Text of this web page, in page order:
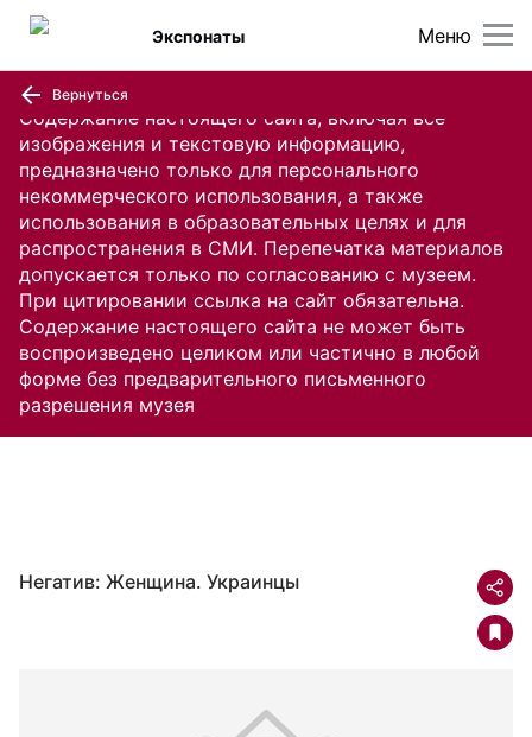
Содержание настоящего сайта, включая все
изображения и текстовую информацию,
предназначено только для персонального
некоммерческого использования, а также
использования в образовательных целях и для
распространения в СМИ. Перепечатка материалов
допускается только по согласованию с музеем.
При цитировании ссылка на сайт обязательна.
Содержание настоящего сайта не может быть
воспроизведено целиком или частично в любой
форме без предварительного письменного
разрешения музея
Меню
Экспонаты
Вернуться
Негатив: Женщина. Украинцы